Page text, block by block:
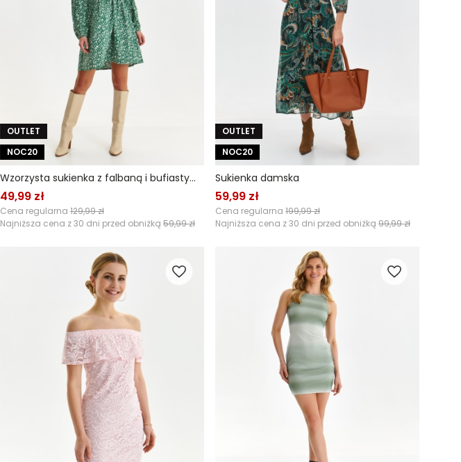
OUTLET
NOC20
Wzorzysta sukienka z falbaną i bufiastymi rękawami
49,99 zł
Cena regularna 129,99 zł
Najniższa cena z 30 dni przed obniżką 59,99 zł
OUTLET
NOC20
Sukienka damska
59,99 zł
Cena regularna 199,99 zł
Najniższa cena z 30 dni przed obniżką 99,99 zł